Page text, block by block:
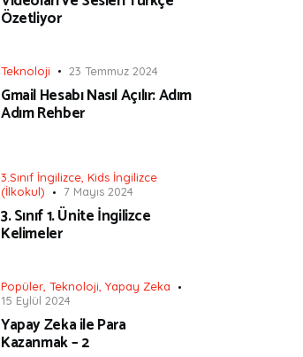
Özetliyor
Teknoloji 23 Temmuz 2024
Gmail Hesabı Nasıl Açılır: Adım
Adım Rehber
3.Sınıf İngilizce, Kids İngilizce
(İlkokul)
7 Mayıs 2024
3. Sınıf 1. Ünite İngilizce
Kelimeler
Popüler, Teknoloji, Yapay Zeka
15 Eylül 2024
Yapay Zeka ile Para
Kazanmak – 2